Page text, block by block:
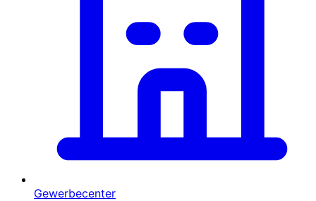
Gewerbecenter